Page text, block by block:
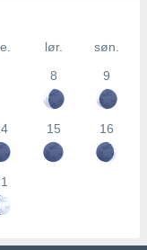
lør.
søn.
8
9
15 16